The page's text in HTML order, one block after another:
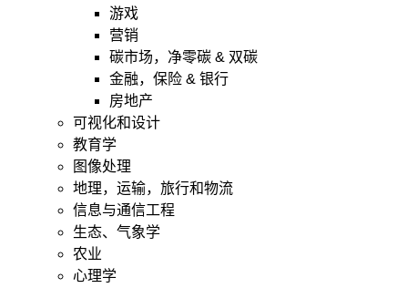
游戏
营销
碳市场，净零碳 & 双碳
金融，保险 & 银行
房地产
可视化和设计
教育学
图像处理
地理，运输，旅行和物流
信息与通信工程
生态、气象学
农业
心理学